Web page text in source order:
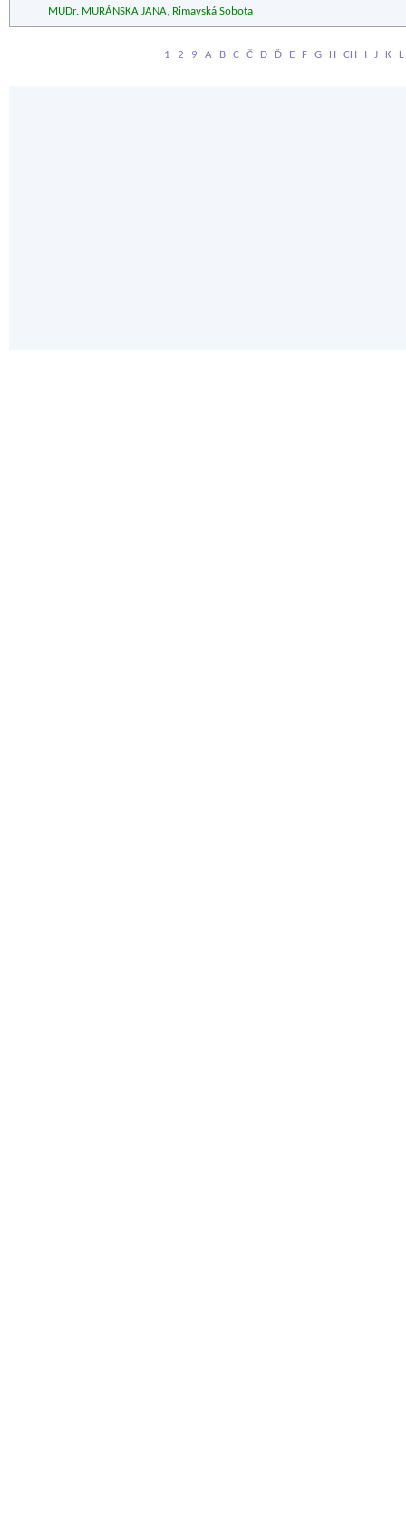
MUDr. MURÁNSKA JANA, Rimavská Sobota
1 2 9 A B C Č D Ď E F G H CH I J K L